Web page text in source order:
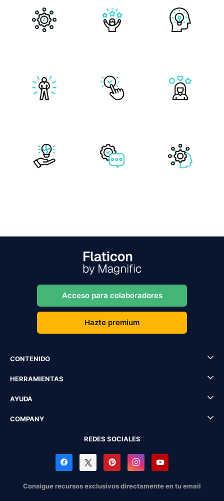
Acceso para colaboradores
Hazte premium
CONTENIDO
HERRAMIENTAS
AYUDA
COMPANY
REDES SOCIALES
Consigue recursos exclusivos directamente en tu email